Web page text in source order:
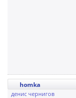
homka
денис чернигов